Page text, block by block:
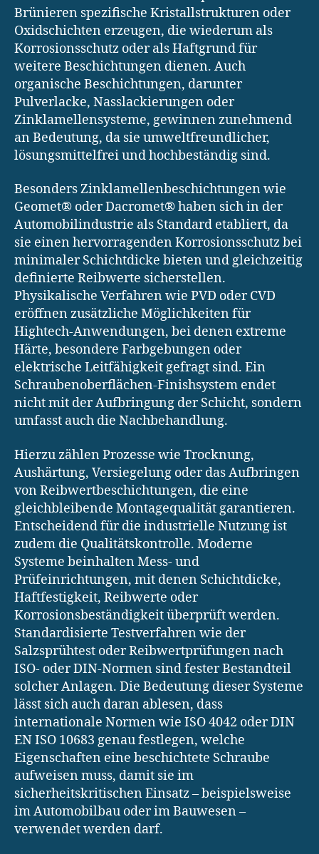
Brünieren spezifische Kristallstrukturen oder
Oxidschichten erzeugen, die wiederum als
Korrosionsschutz oder als Haftgrund für
weitere Beschichtungen dienen. Auch
organische Beschichtungen, darunter
Pulverlacke, Nasslackierungen oder
Zinklamellensysteme, gewinnen zunehmend
an Bedeutung, da sie umweltfreundlicher,
lösungsmittelfrei und hochbeständig sind.
Besonders Zinklamellenbeschichtungen wie
Geomet® oder Dacromet® haben sich in der
Automobilindustrie als Standard etabliert, da
sie einen hervorragenden Korrosionsschutz bei
minimaler Schichtdicke bieten und gleichzeitig
definierte Reibwerte sicherstellen.
Physikalische Verfahren wie PVD oder CVD
eröffnen zusätzliche Möglichkeiten für
Hightech-Anwendungen, bei denen extreme
Härte, besondere Farbgebungen oder
elektrische Leitfähigkeit gefragt sind. Ein
Schraubenoberflächen-Finishsystem endet
nicht mit der Aufbringung der Schicht, sondern
umfasst auch die Nachbehandlung.
Hierzu zählen Prozesse wie Trocknung,
Aushärtung, Versiegelung oder das Aufbringen
von Reibwertbeschichtungen, die eine
gleichbleibende Montagequalität garantieren.
Entscheidend für die industrielle Nutzung ist
zudem die Qualitätskontrolle. Moderne
Systeme beinhalten Mess- und
Prüfeinrichtungen, mit denen Schichtdicke,
Haftfestigkeit, Reibwerte oder
Korrosionsbeständigkeit überprüft werden.
Standardisierte Testverfahren wie der
Salzsprühtest oder Reibwertprüfungen nach
ISO- oder DIN-Normen sind fester Bestandteil
solcher Anlagen. Die Bedeutung dieser Systeme
lässt sich auch daran ablesen, dass
internationale Normen wie ISO 4042 oder DIN
EN ISO 10683 genau festlegen, welche
Eigenschaften eine beschichtete Schraube
aufweisen muss, damit sie im
sicherheitskritischen Einsatz – beispielsweise
im Automobilbau oder im Bauwesen –
verwendet werden darf.